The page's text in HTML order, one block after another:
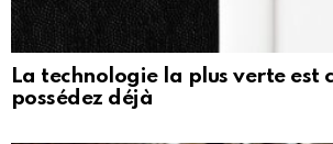
La technologie la plus verte est
possédez déjà